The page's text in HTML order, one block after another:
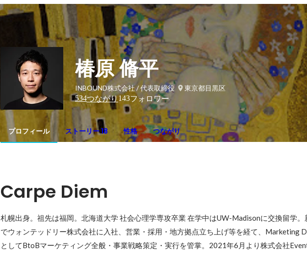
椿原 脩平
INBOUND株式会社 / 代表取締役
東京都目黒区
534つながり143フォロワー
プロフィール ストーリー 18 性格 つながり
Carpe Diem
札幌出身。祖先は福岡。北海道大学 社会心理学専攻卒業 在学中はUW-Madisonに交換留学。
でウォンテッドリー株式会社に入社、営業・採用・地方拠点立ち上げ等を経て、Marketing
としてBtoBマーケティング全般・事業戦略策定・実行を管掌。2021年6月より株式会社